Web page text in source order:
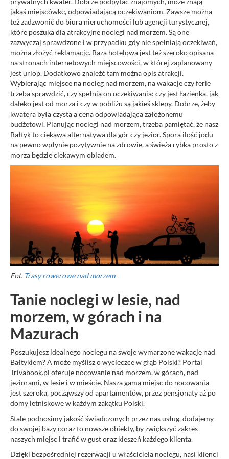
jakąś miejscówkę, odpowiadającą oczekiwaniom. Zawsze można
też zadzwonić do biura nieruchomości lub agencji turystycznej,
które poszuka dla atrakcyjne noclegi nad morzem. Są one
zazwyczaj sprawdzone i w przypadku gdy nie spełniają oczekiwań,
można złożyć reklamację. Baza hotelowa jest też szeroko opisana
na stronach internetowych miejscowości, w której zaplanowany
jest urlop. Dodatkowo znaleźć tam można opis atrakcji.
Wybierając miejsce na nocleg nad morzem, na wakacje czy ferie
trzeba sprawdzić, czy spełnia on oczekiwania: czy jest łazienka, jak
daleko jest od morza i czy w pobliżu są jakieś sklepy. Dobrze, żeby
kwatera była czysta a cena odpowiadająca założonemu
budżetowi. Planując noclegi nad morzem, trzeba pamiętać, że nasz
Bałtyk to ciekawa alternatywa dla gór czy jezior. Spora ilość jodu
na pewno wpłynie pozytywnie na zdrowie, a świeża rybka prosto z
morza będzie ciekawym obiadem.
Fot. Trasy rowerowe nad morzem
Tanie noclegi w lesie, nad
morzem, w górach i na
Mazurach
Poszukujesz idealnego noclegu na swoje wymarzone wakacje nad
Bałtykiem? A może myślisz o wycieczce w głąb Polski? Portal
Trivabook.pl oferuje nocowanie nad morzem, w górach, nad
jeziorami, w lesie i w mieście. Nasza gama miejsc do nocowania
jest szeroka, począwszy od apartamentów, przez pensjonaty aż po
domy letniskowe w każdym zakątku Polski.
Stale podnosimy jakość świadczonych przez nas usług, dodajemy
do swojej bazy coraz to nowsze obiekty, by zwiększyć zakres
naszych miejsc i trafić w gust oraz kieszeń każdego klienta.
Dzięki bezpośredniej rezerwacji u właściciela noclegu, nasi klienci